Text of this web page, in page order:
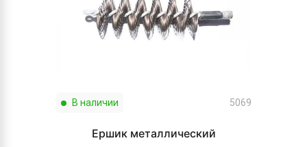
В наличии 5069
Ершик металлический